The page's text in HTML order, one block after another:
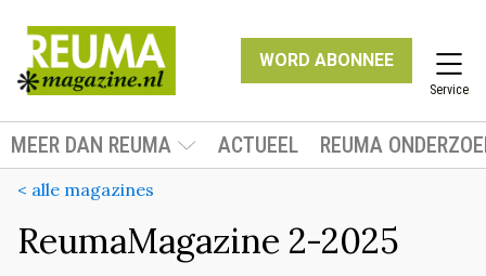
WORD ABONNEE
Service
MEER DAN REUMA ACTUEEL REUMA
< alle magazines
ReumaMagazine 2-2025